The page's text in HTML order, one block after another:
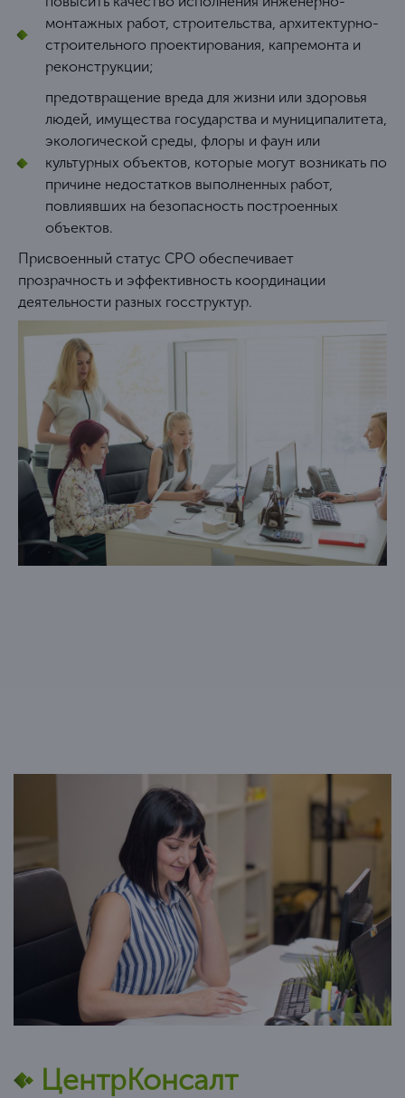
мы берем на себя.
Чтобы узнать точную стоимость вступления СРО,
воспользуйтесь онлайн калькулятором.
Виды
допусков СРО перечень
Вам необходимо выбрать один из способов
получения членства, а наши сотрудники выполнят все
организационные задачи по оформлению под ключ.
Стоимость оформления допуска формируется на
основании суммы компенсационного фонда (КФ).
Чтобы получить лицензию на вступление,
необходимо оплатить КФ возмещения вреда. К
примеру, для строительной компании, которая имеет
сумму контракта до 500 миллионов рублей цена за
допуск составит 500 тысяч рублей. Узнать точную
цену можно с помощью онлайн-калькулятора.
монтажных работ, строительства, архитектурно-
строительного проектирования, капремонта и
реконструкции;
предотвращение вреда для жизни или здоровья
людей, имущества государства и муниципалитета,
экологической среды, флоры и фаун или
культурных объектов, которые могут возникать по
причине недостатков выполненных работ,
повлиявших на безопасность построенных
объектов.
Присвоенный статус СРО обеспечивает
прозрачность и эффективность координации
деятельности разных госструктур.
ЦентрКонсалт